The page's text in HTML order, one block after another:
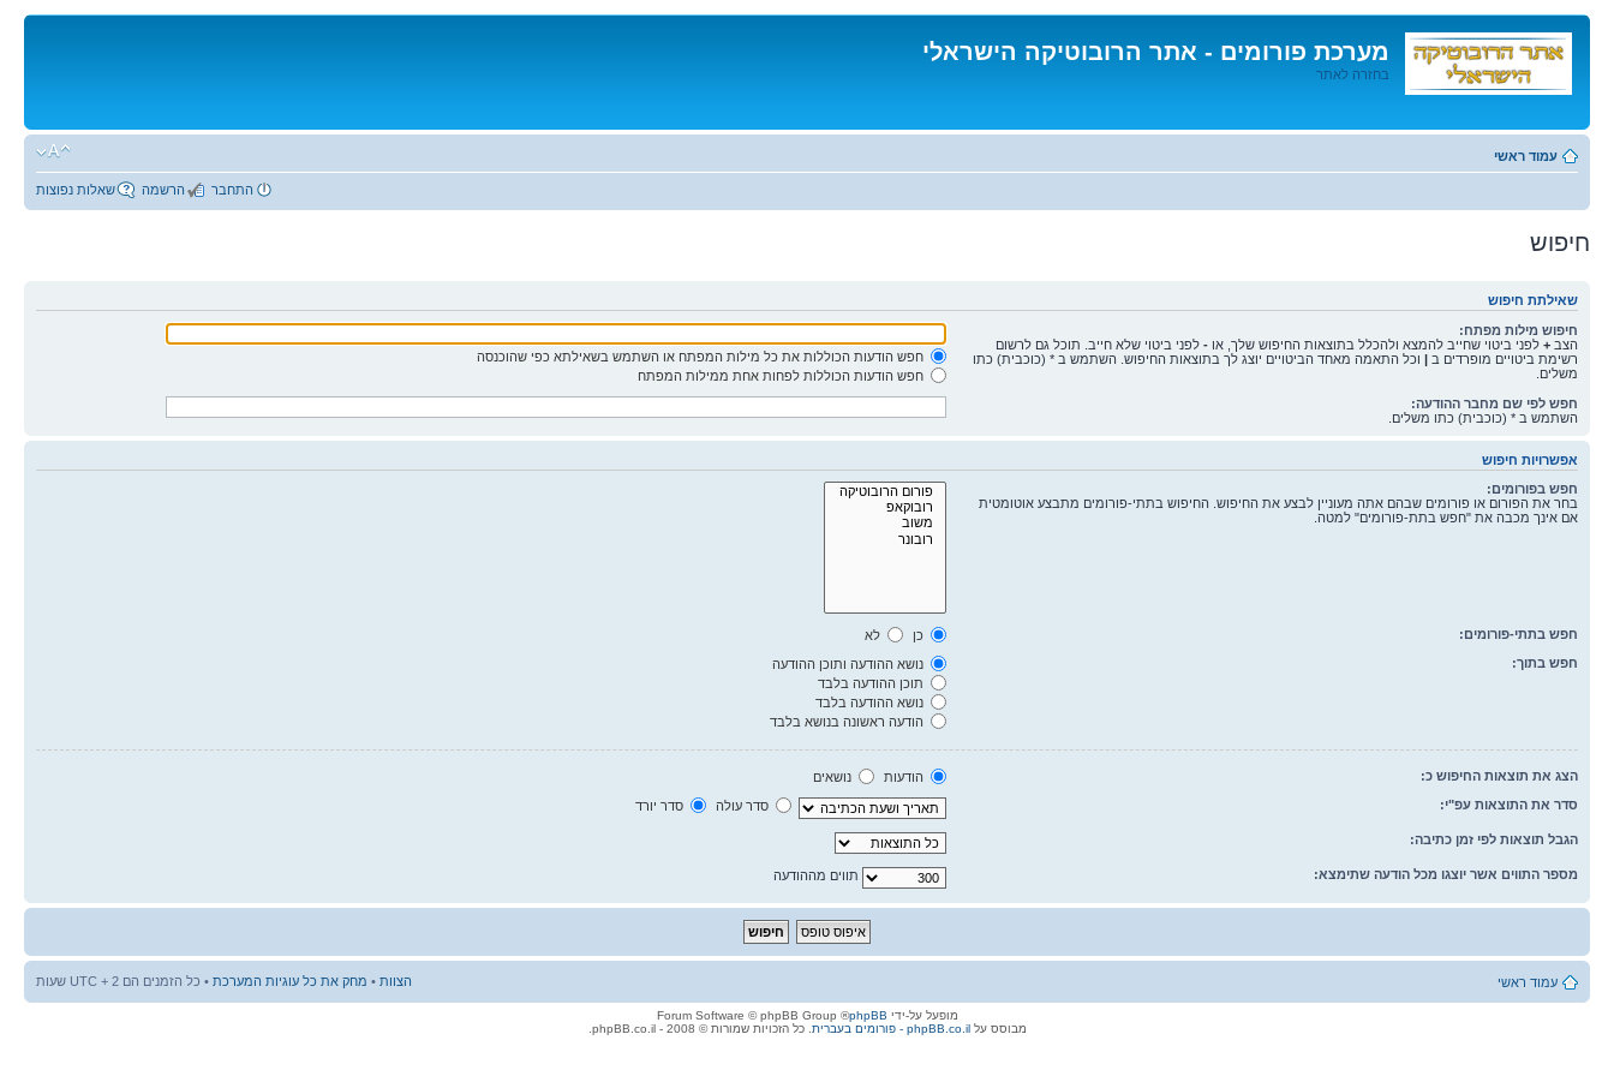
מערכת פורומים - אתר הרובוטיקה הישראלי
בחזרה לאתר
לתוכן
עמוד ראשי
שאלות נפוצות הרשמה התחבר
חיפוש
שאילתת חיפוש
חיפוש מילות מפתח:
הצב + לפני ביטוי שחייב להמצא ולהכלל בתוצאות החיפוש שלך, או - לפני ביטוי שלא חייב. תוכל גם לרשום
רשימת ביטויים מופרדים ב | וכל התאמה מאחד הביטויים יוצג לך בתוצאות החיפוש. השתמש ב * (כוכבית) כתו
משלים.
חפש הודעות הכוללות את כל מילות המפתח או השתמש בשאילתא כפי שהוכנסה
חפש הודעות הכוללות לפחות אחת ממילות המפתח
חפש לפי שם מחבר ההודעה:
השתמש ב * (כוכבית) כתו משלים.
אפשרויות חיפוש
חפש בפורומים:
בחר את הפורום או פורומים שבהם אתה מעוניין לבצע את החיפוש. החיפוש בתתי-פורומים מתבצע אוטומטית
אם אינך מכבה את "חפש בתת-פורומים" למטה.
חפש בתתי-פורומים: כן
לא
חפש בתוך:
נושא ההודעה ותוכן ההודעה
תוכן ההודעה בלבד
נושא ההודעה בלבד
הודעה ראשונה בנושא בלבד
הצג את תוצאות החיפוש כ: הודעות
נושאים
סדר את התוצאות עפ"י:
סדר עולה סדר יורד
הגבל תוצאות לפי זמן כתיבה:
מספר התווים אשר יוצגו מכל הודעה שתימצא: תווים מההודעה
עמוד ראשי הצוות • מחק את כל עוגיות המערכת • כל הזמנים הם UTC + 2 שעות
מופעל על-ידי phpBB
® Forum Software © phpBB Group
מבוסס עלphpBB.co.il - פורומים בעברית . כל הזכויות שמורות © 2008 - phpBB.co.il.